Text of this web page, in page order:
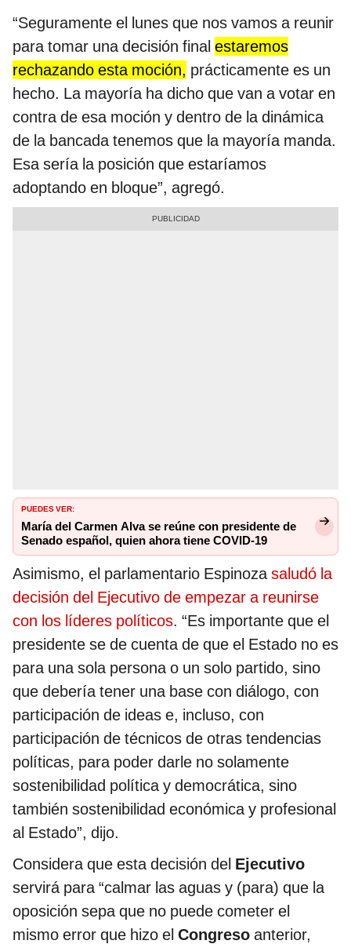
“Seguramente el lunes que nos vamos a reunir
para tomar una decisión final estaremos
rechazando esta moción, prácticamente es un
hecho. La mayoría ha dicho que van a votar en
contra de esa moción y dentro de la dinámica
de la bancada tenemos que la mayoría manda.
Esa sería la posición que estaríamos
adoptando en bloque”, agregó.
PUEDES VER:
María del Carmen Alva se reúne con presidente de
Senado español, quien ahora tiene COVID-19
Asimismo, el parlamentario Espinozasaludó la
decisión del Ejecutivo de empezar a reunirse
con los líderes políticos. “Es importante que el
presidente se de cuenta de que el Estado no es
para una sola persona o un solo partido, sino
que debería tener una base con diálogo, con
participación de ideas e, incluso, con
participación de técnicos de otras tendencias
políticas, para poder darle no solamente
sostenibilidad política y democrática, sino
también sostenibilidad económica y profesional
al Estado”, dijo.
Considera que esta decisión del Ejecutivo
servirá para “calmar las aguas y (para) que la
oposición sepa que no puede cometer el
mismo error que hizo el Congreso anterior,